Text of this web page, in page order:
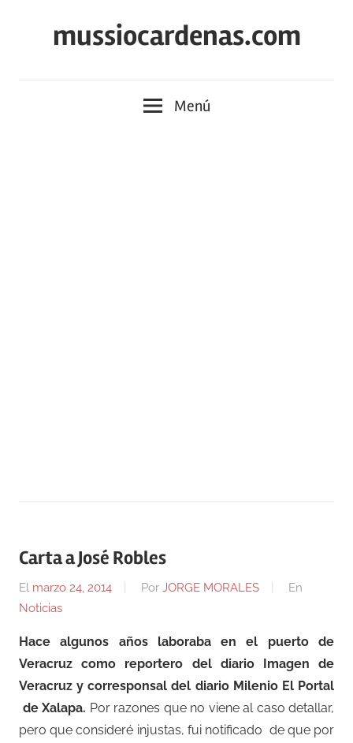
mussiocardenas.com
Menú
Carta a José Robles
El marzo 24, 2014 Por JORGE MORALES
En
Noticias
Hace algunos años laboraba en el puerto de
Veracruz como reportero del diario Imagen de
Veracruz y corresponsal del diario Milenio El Portal
de Xalapa. Por razones que no viene al caso detallar,
pero que consideré injustas, fui notificado de que por